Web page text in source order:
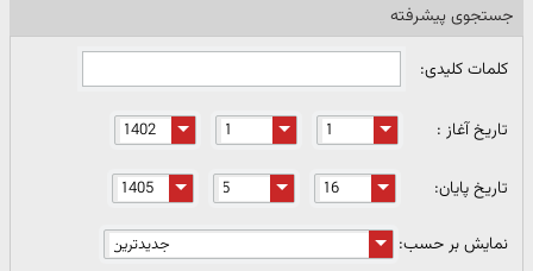
جستجوی پیشرفته
کلمات کلیدی:
تاریخ آغاز :
تاریخ پایان:
نمایش بر حسب: